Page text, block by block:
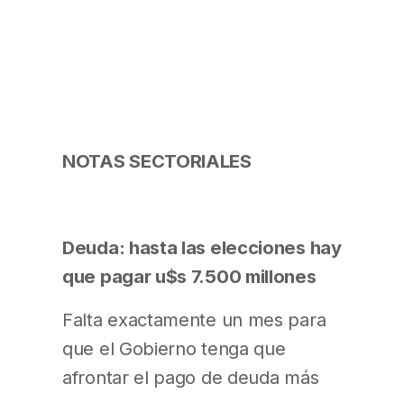
NOTAS SECTORIALES
Deuda: hasta las elecciones hay
que pagar u$s 7.500 millones
Falta exactamente un mes para
que el Gobierno tenga que
afrontar el pago de deuda más